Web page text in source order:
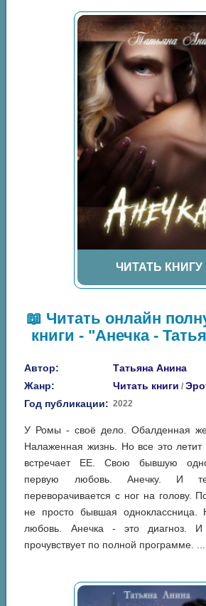
ЧИТАТЬ КНИГУ
📖 Читать онлайн
книги - "Анечка -
Автор:
Татьяна Анина
Жанр:
Читать книги /
Год публикации: 2022
У Ромы - своё дело. Обалденная
Налаженная жизнь. Но все это летит
встречает ЕЕ. Свою бывшую
первую любовь. Анечку. И
переворачивается с ног на голову.
не просто бывшая одноклассница.
любовь. Анечка - это диагноз.
прочувствует по полной программе. ...